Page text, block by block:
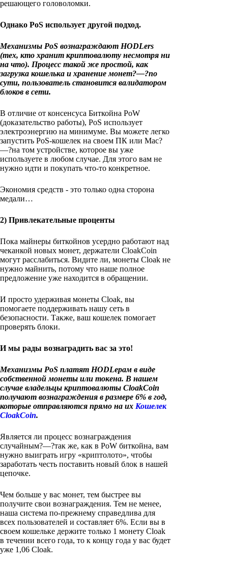
решающего головоломки.
Однако PoS использует другой подход.
Механизмы PoS вознаграждают HODLers
(тех, кто хранит криптовалюту несмотря ни
на что). Процесс такой же простой, как
загрузка кошелька и хранение монет?—?по
сути, пользователь становится валидатором
блоков в сети.
В отличие от консенсуса Биткойна PoW
(доказательство работы), PoS использует
электроэнергию на минимуме. Вы можете легко
запустить PoS-кошелек на своем ПК или Mac?
—?на том устройстве, которое вы уже
используете в любом случае. Для этого вам не
нужно идти и покупать что-то конкретное.
Экономия средств - это только одна сторона
медали…
2) Привлекательные проценты
Пока майнеры биткойнов усердно работают над
чеканкой новых монет, держатели CloakCoin
могут расслабиться. Видите ли, монеты Cloak не
нужно майнить, потому что наше полное
предложение уже находится в обращении.
И просто удерживая монеты Cloak, вы
помогаете поддерживать нашу сеть в
безопасности. Также, ваш кошелек помогает
проверять блоки.
И мы рады вознаградить вас за это!
Механизмы PoS платят HODLерам в виде
собственной монеты или токена. В нашем
случае владельцы криптовалюты CloakCoin
получают вознаграждения в размере 6% в год,
которые отправляются прямо на их Кошелек
CloakCoin.
Является ли процесс вознаграждения
случайным?—?так же, как в PoW биткойна, вам
нужно выиграть игру «криптолото», чтобы
заработать честь поставить новый блок в нашей
цепочке.
Чем больше у вас монет, тем быстрее вы
получите свои вознаграждения. Тем не менее,
наша система по-прежнему справедлива для
всех пользователей и составляет 6%. Если вы в
своем кошельке держите только 1 монету Cloak
в течении всего года, то к концу года у вас будет
уже 1,06 Cloak.